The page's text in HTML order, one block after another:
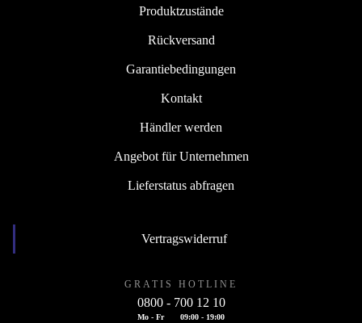
Produktzustände
Rückversand
Garantiebedingungen
Kontakt
Händler werden
Angebot für Unternehmen
Lieferstatus abfragen
Vertragswiderruf
GRATIS HOTLINE
0800 - 700 12 10
Mo - Fr 09:00 - 19:00